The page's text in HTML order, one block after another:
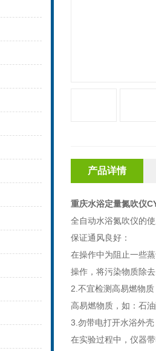
产品详情
重庆水浴定量氮吹仪
全自动水浴氮吹仪的
保证通风良好：
在操作中为阻止一些
操作，将污染物质除去
2.不宜检测高易燃物质
高易燃物质，如：石
3.勿带电打开水浴外壳
在实验过程中，仪器